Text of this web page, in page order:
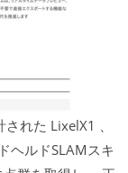
れた LixelX1 、
ヘルドSLAMスキ